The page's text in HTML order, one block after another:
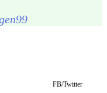
FB/Twitter